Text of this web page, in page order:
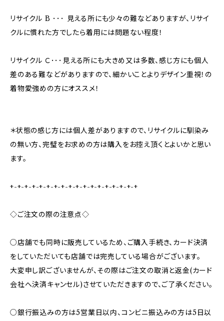
リサイクル B ･･･ 見える所にも少々の難などありますが、リサイ
クルに慣れた方でしたら着用には問題ない程度！
リサイクル Ｃ･･･見える所にも大きめ又は多数、感じ方にも個人
差のある難などがありますので、細かいことよりデザイン重視！の
着物愛強めの方にオススメ！
＊状態の感じ方には個人差がありますので、リサイクルに馴染み
の無い方、完璧をお求めの方は購入をお控え頂くとよいかと思い
ます。
+-+-+-+-+-+-+-+-+-+-+-+-+-+-+-+-+-+
◇ご注文の際の注意点◇
○店舗でも同時に販売しているため、ご購入手続き、カード決済
をしていただいても店舗では完売している場合がございます。
大変申し訳ございませんが、その際はご注文の取消と返金(カード
会社へ決済キャンセル)させていただきますので、ご了承ください。
○銀行振込みの方は5営業日以内、コンビニ振込みの方は5日以